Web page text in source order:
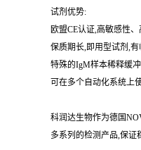
试剂优势:
欧盟CE认证,高敏感性
保质期长,即用型试剂,
特殊的IgM样本稀释缓
可在多个自动化系统上
科润达生物作为德国
多系列的检测产品,保证